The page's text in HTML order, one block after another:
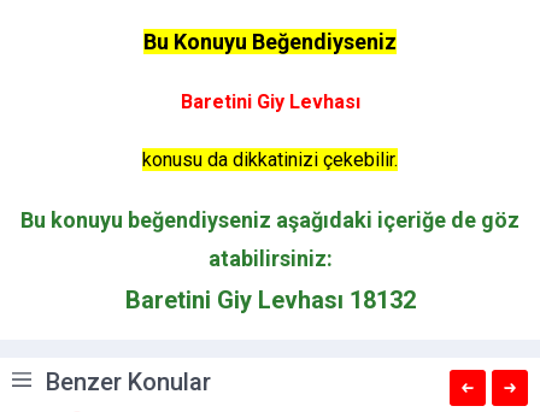
Bu Konuyu Beğendiyseniz
Baretini Giy Levhası
konusu da dikkatinizi çekebilir.
Bu konuyu beğendiyseniz aşağıdaki içeriğe de göz
atabilirsiniz:
Baretini Giy Levhası 18132
Benzer Konular